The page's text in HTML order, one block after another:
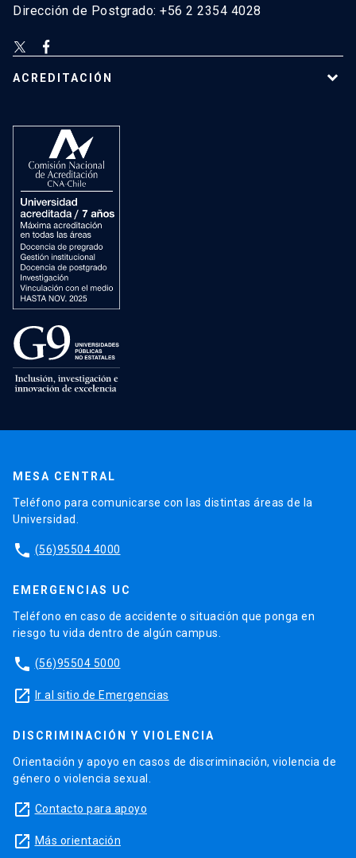
Dirección de Postgrado: +56 2 2354 4028
ACREDITACIÓN
MESA CENTRAL
Teléfono para comunicarse con las distintas áreas de la
Universidad.
phone (56)95504 4000
EMERGENCIAS UC
Teléfono en caso de accidente o situación que ponga en
riesgo tu vida dentro de algún campus.
phone (56)95504 5000
launch Ir al sitio de Emergencias
DISCRIMINACIÓN Y VIOLENCIA
Orientación y apoyo en casos de discriminación, violencia de
género o violencia sexual.
launch Contacto para apoyo
launch Más orientación